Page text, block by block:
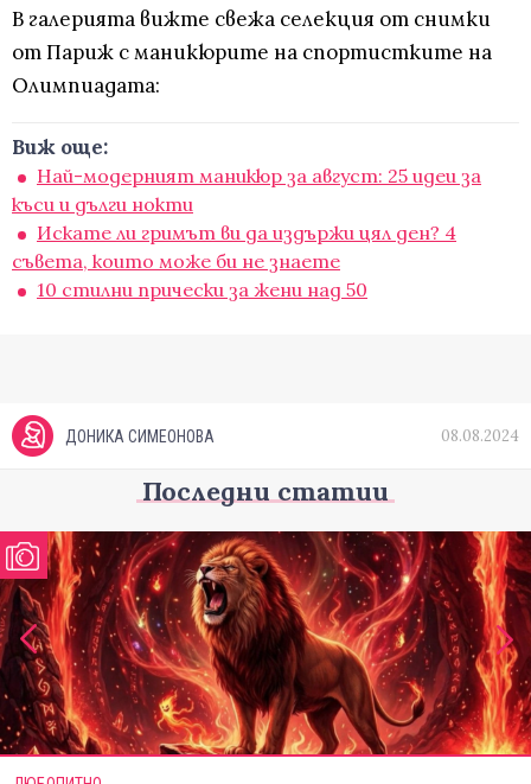
В галерията вижте свежа селекция от снимки
от Париж с маникюрите на спортистките на
Олимпиадата:
Виж още:
Най-модерният маникюр за август: 25 идеи за
къси и дълги нокти
Искате ли гримът ви да издържи цял ден? 4
съвета, които може би не знаете
10 стилни прически за жени над 50
ДОНИКА СИМЕОНОВА 08.08.2024
Последни статии